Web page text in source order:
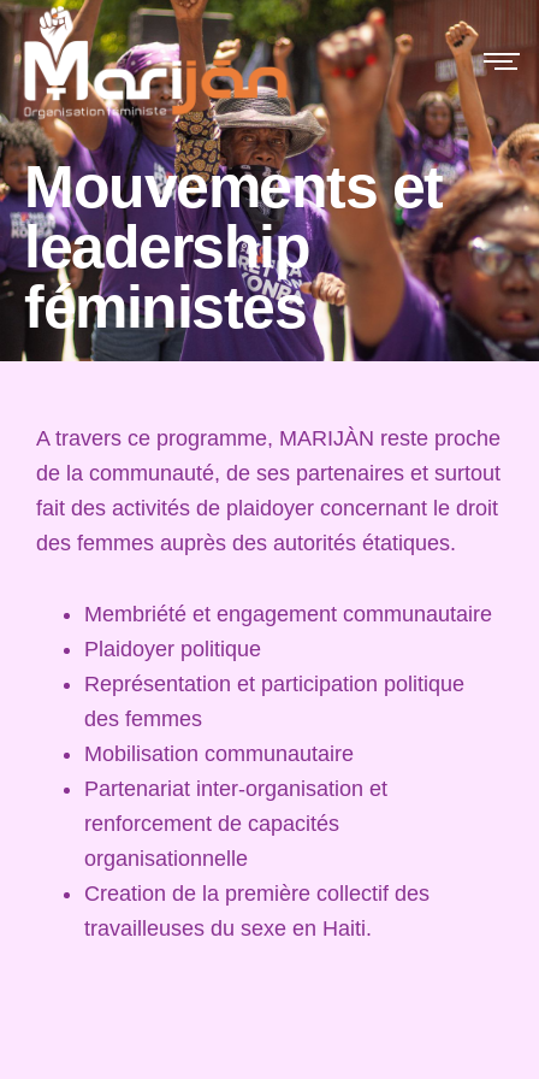
Mouvements et
leadership
féministes
A travers ce programme, MARIJÀN reste proche
de la communauté, de ses partenaires et surtout
fait des activités de plaidoyer concernant le droit
des femmes auprès des autorités étatiques.
Membriété et engagement communautaire
Plaidoyer politique
Représentation et participation politique
des femmes
Mobilisation communautaire
Partenariat inter-organisation et
renforcement de capacités
organisationnelle
Creation de la première collectif des
travailleuses du sexe en Haiti.